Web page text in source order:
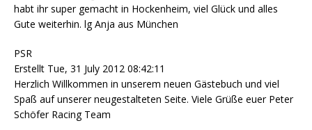
habt ihr super gemacht in Hockenheim, viel Glück und alles
Gute weiterhin. lg Anja aus München
PSR
Erstellt Tue, 31 July 2012 08:42:11
Herzlich Willkommen in unserem neuen Gästebuch und viel
Spaß auf unserer neugestalteten Seite. Viele Grüße euer Peter
Schöfer Racing Team